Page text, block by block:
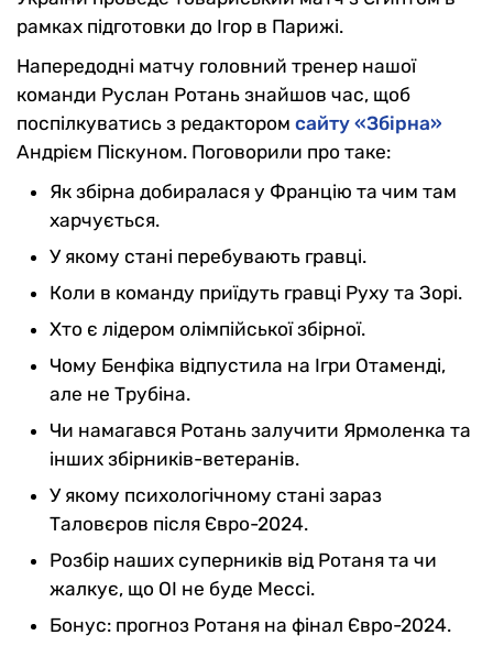
рамках підготовки до Ігор в Парижі.
Напередодні матчу головний тренер нашої
команди Руслан Ротань знайшов час, щоб
поспілкуватись з редактором сайту «Збірна»
Андрієм Піскуном. Поговорили про таке:
Як збірна добиралася у Францію та чим там
харчується.
У якому стані перебувають гравці.
Коли в команду приїдуть гравці Руху та Зорі.
Хто є лідером олімпійської збірної.
Чому Бенфіка відпустила на Ігри Отаменді,
але не Трубіна.
Чи намагався Ротань залучити Ярмоленка та
інших збірників-ветеранів.
У якому психологічному стані зараз
Таловєров після Євро-2024.
Розбір наших суперників від Ротаня та чи
жалкує, що ОІ не буде Мессі.
Бонус: прогноз Ротаня на фінал Євро-2024.